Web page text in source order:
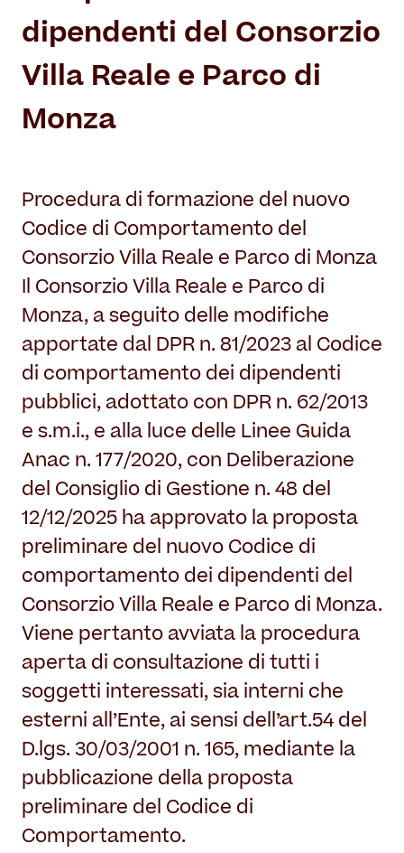
Museo per tutti
Land Art
Le Stagioni del Parco
Enti ospitati
Dove mangiare
Servizi
Accessibilità
Il Consorzio
Chi siamo
Notizie
Amministrazione trasparente
Contatti
Masterplan
Organizza il tuo evento
Matrimoni in Villa Reale
Location film
Villa Reale
Parco
Orangerie
dipendenti del Consorzio
Villa Reale e Parco di
Monza
Procedura di formazione del nuovo
Codice di Comportamento del
Consorzio Villa Reale e Parco di Monza
Il Consorzio Villa Reale e Parco di
Monza, a seguito delle modifiche
apportate dal DPR n. 81/2023 al Codice
di comportamento dei dipendenti
pubblici, adottato con DPR n. 62/2013
e s.m.i., e alla luce delle Linee Guida
Anac n. 177/2020, con Deliberazione
del Consiglio di Gestione n. 48 del
12/12/2025 ha approvato la proposta
preliminare del nuovo Codice di
comportamento dei dipendenti del
Consorzio Villa Reale e Parco di Monza.
Viene pertanto avviata la procedura
aperta di consultazione di tutti i
soggetti interessati, sia interni che
esterni all’Ente, ai sensi dell’art.54 del
D.lgs. 30/03/2001 n. 165, mediante la
pubblicazione della proposta
preliminare del Codice di
Comportamento.